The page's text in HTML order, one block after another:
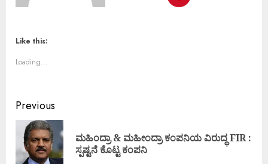
Like this:
Loading...
Previous
ಮಹಿಂದ್ರಾ & ಮಹೀಂದ್ರಾ ಕಂಪನಿಯ ವಿರುದ್ಧ FIR :
ಸ್ಪಷ್ಟನೆ ಕೊಟ್ಟ ಕಂಪನಿ